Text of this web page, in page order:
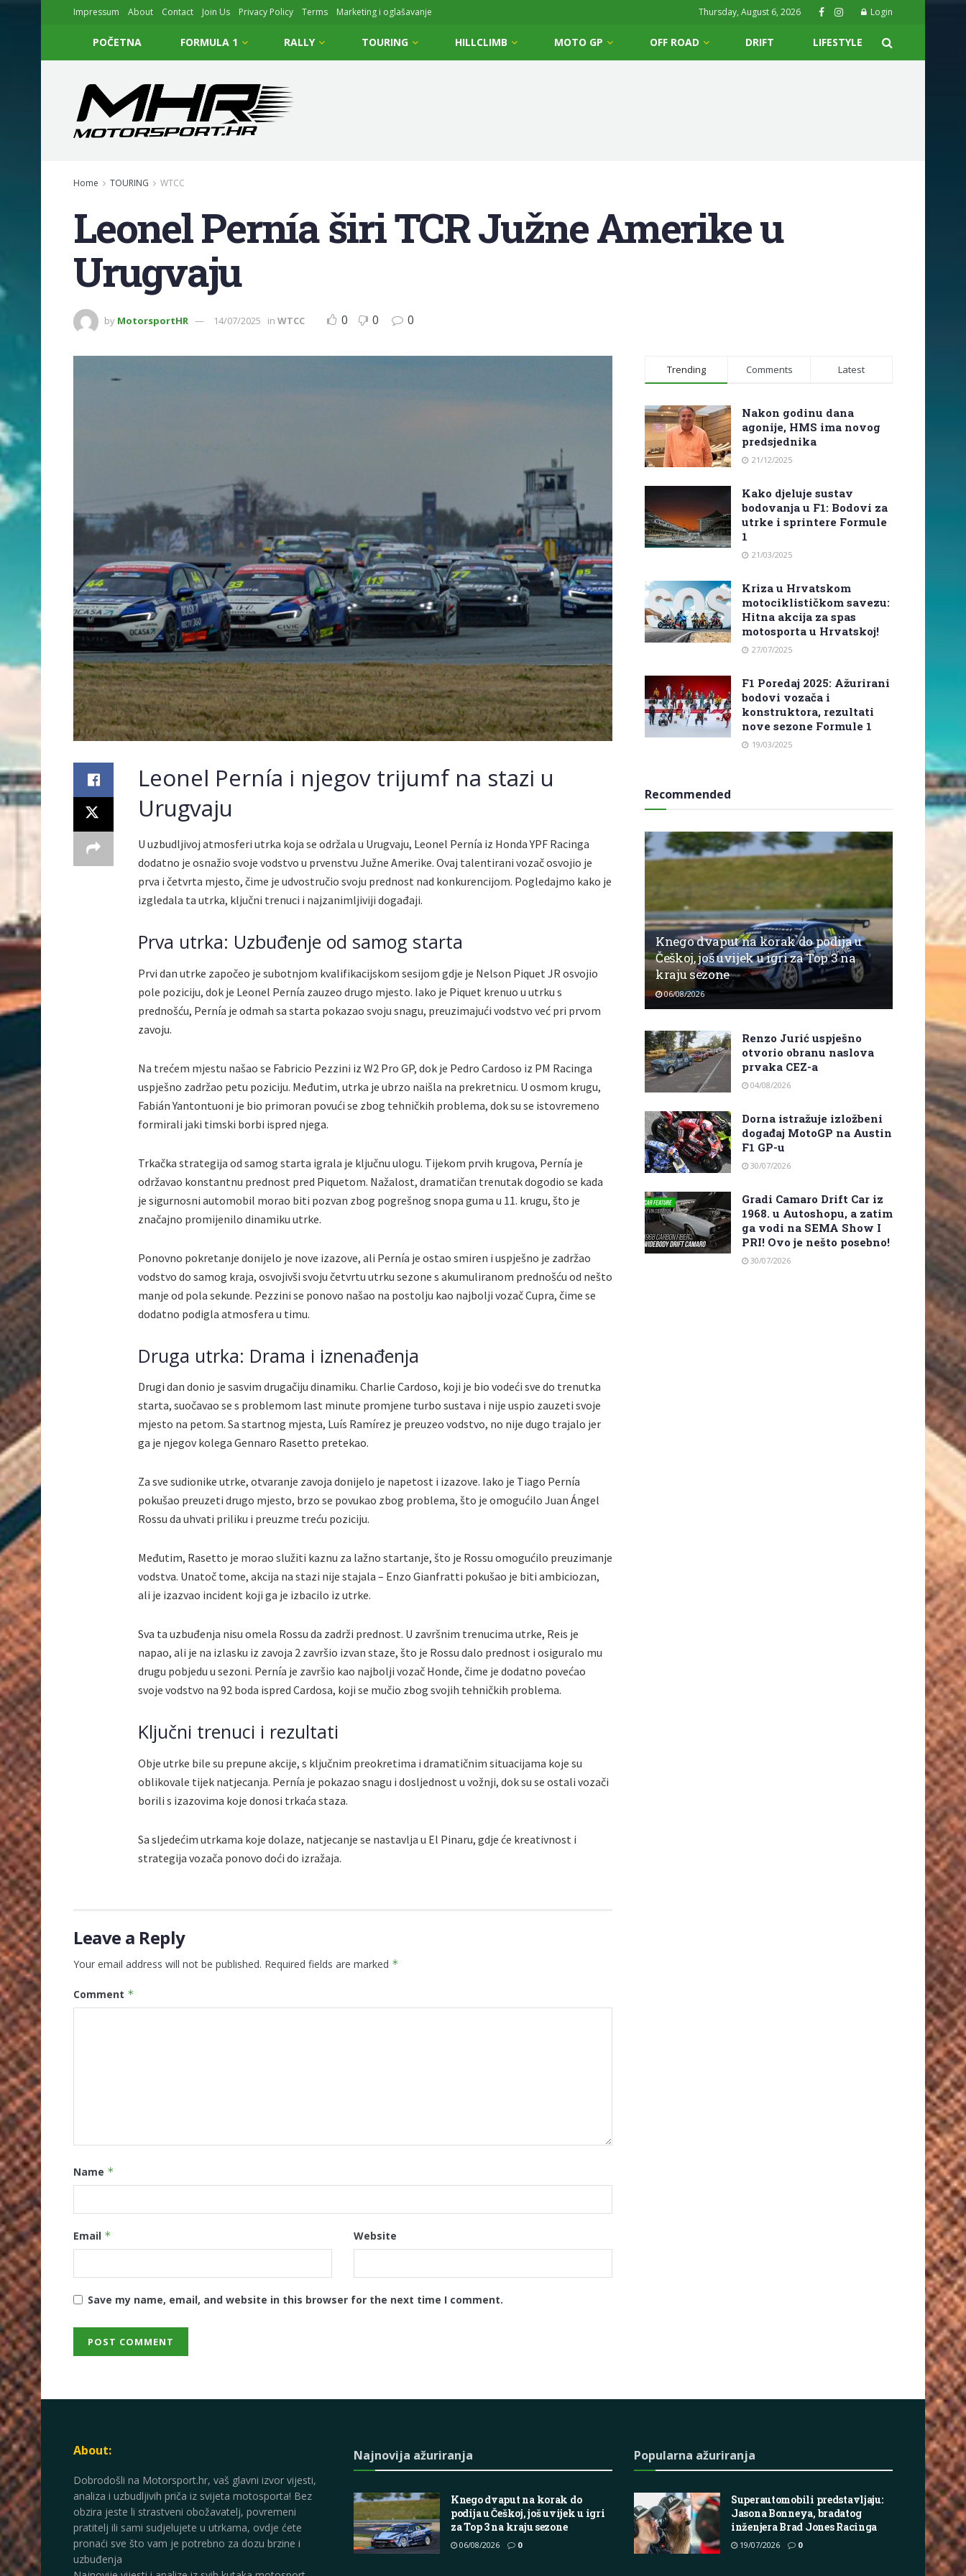
Impressum About Contact Join Us Privacy Policy Terms Marketing i oglašavanje Thursday, August 6, 2026 Login
POČETNA FORMULA 1 RALLY TOURING HILLCLIMB MOTO GP OFF ROAD DRIFT LIFESTYLE
Home TOURING WTCC
Leonel Pernía širi TCR Južne Amerike u
Urugvaju
by MotorsportHR 14/07/2025 in WTCC 0 0 0
Leonel Pernía i njegov trijumf na stazi u
Urugvaju
U uzbudljivoj atmosferi utrka koja se održala u Urugvaju, Leonel Pernía iz Honda YPF Racinga
dodatno je osnažio svoje vodstvo u prvenstvu Južne Amerike. Ovaj talentirani vozač osvojio je
prva i četvrta mjesto, čime je udvostručio svoju prednost nad konkurencijom. Pogledajmo kako je
izgledala ta utrka, ključni trenuci i najzanimljiviji događaji.
Prva utrka: Uzbuđenje od samog starta
Prvi dan utrke započeo je subotnjom kvalifikacijskom sesijom gdje je Nelson Piquet JR osvojio
pole poziciju, dok je Leonel Pernía zauzeo drugo mjesto. Iako je Piquet krenuo u utrku s
prednošću, Pernía je odmah sa starta pokazao svoju snagu, preuzimajući vodstvo već pri prvom
zavoju.
Na trećem mjestu našao se Fabricio Pezzini iz W2 Pro GP, dok je Pedro Cardoso iz PM Racinga
uspješno zadržao petu poziciju. Međutim, utrka je ubrzo naišla na prekretnicu. U osmom krugu,
Fabián Yantontuoni je bio primoran povući se zbog tehničkih problema, dok su se istovremeno
formirali jaki timski borbi ispred njega.
Trkačka strategija od samog starta igrala je ključnu ulogu. Tijekom prvih krugova, Pernía je
održavao konstantnu prednost pred Piquetom. Nažalost, dramatičan trenutak dogodio se kada
je sigurnosni automobil morao biti pozvan zbog pogrešnog snopa guma u 11. krugu, što je
značajno promijenilo dinamiku utrke.
Ponovno pokretanje donijelo je nove izazove, ali Pernía je ostao smiren i uspješno je zadržao
vodstvo do samog kraja, osvojivši svoju četvrtu utrku sezone s akumuliranom prednošću od nešto
manje od pola sekunde. Pezzini se ponovo našao na postolju kao najbolji vozač Cupra, čime se
dodatno podigla atmosfera u timu.
Druga utrka: Drama i iznenađenja
Drugi dan donio je sasvim drugačiju dinamiku. Charlie Cardoso, koji je bio vodeći sve do trenutka
starta, suočavao se s problemom last minute promjene turbo sustava i nije uspio zauzeti svoje
mjesto na petom. Sa startnog mjesta, Luís Ramírez je preuzeo vodstvo, no nije dugo trajalo jer
ga je njegov kolega Gennaro Rasetto pretekao.
Za sve sudionike utrke, otvaranje zavoja donijelo je napetost i izazove. Iako je Tiago Pernía
pokušao preuzeti drugo mjesto, brzo se povukao zbog problema, što je omogućilo Juan Ángel
Rossu da uhvati priliku i preuzme treću poziciju.
Međutim, Rasetto je morao služiti kaznu za lažno startanje, što je Rossu omogućilo preuzimanje
vodstva. Unatoč tome, akcija na stazi nije stajala – Enzo Gianfratti pokušao je biti ambiciozan,
ali je izazvao incident koji ga je izbacilo iz utrke.
Sva ta uzbuđenja nisu omela Rossu da zadrži prednost. U završnim trenucima utrke, Reis je
napao, ali je na izlasku iz zavoja 2 završio izvan staze, što je Rossu dalo prednost i osiguralo mu
drugu pobjedu u sezoni. Pernía je završio kao najbolji vozač Honde, čime je dodatno povećao
svoje vodstvo na 92 boda ispred Cardosa, koji se mučio zbog svojih tehničkih problema.
Ključni trenuci i rezultati
Obje utrke bile su prepune akcije, s ključnim preokretima i dramatičnim situacijama koje su
oblikovale tijek natjecanja. Pernía je pokazao snagu i dosljednost u vožnji, dok su se ostali vozači
borili s izazovima koje donosi trkaća staza.
Sa sljedećim utrkama koje dolaze, natjecanje se nastavlja u El Pinaru, gdje će kreativnost i
strategija vozača ponovo doći do izražaja.
Leave a Reply
Your email address will not be published. Required fields are marked *
Comment *
Name *
Email * Website
Save my name, email, and website in this browser for the next time I comment.
Trending Comments Latest
Nakon godinu dana
agonije, HMS ima novog
predsjednika
21/12/2025
Kako djeluje sustav
bodovanja u F1: Bodovi za
utrke i sprintere Formule
1
21/03/2025
Kriza u Hrvatskom
motociklističkom savezu:
Hitna akcija za spas
motosporta u Hrvatskoj!
27/07/2025
F1 Poredaj 2025: Ažurirani
bodovi vozača i
konstruktora, rezultati
nove sezone Formule 1
19/03/2025
Recommended
Knego dvaput na korak do podija u
Češkoj, još uvijek u igri za Top 3 na
kraju sezone
06/08/2026
Renzo Jurić uspješno
otvorio obranu naslova
prvaka CEZ-a
04/08/2026
Dorna istražuje izložbeni
događaj MotoGP na Austin
F1 GP-u
30/07/2026
Gradi Camaro Drift Car iz
1968. u Autoshopu, a zatim
ga vodi na SEMA Show I
PRI! Ovo je nešto posebno!
30/07/2026
About:
Dobrodošli na Motorsport.hr, vaš glavni izvor vijesti,
analiza i uzbudljivih priča iz svijeta motosporta! Bez
obzira jeste li strastveni obožavatelj, povremeni
pratitelj ili sami sudjelujete u utrkama, ovdje ćete
pronaći sve što vam je potrebno za dozu brzine i
uzbuđenja
Najnovija ažuriranja
Knego dvaput na korak do
podija u Češkoj, još uvijek u igri
za Top 3 na kraju sezone
06/08/2026 0
Popularna ažuriranja
Superautomobili predstavljaju:
Jasona Bonneya, bradatog
inženjera Brad Jones Racinga
19/07/2026 0